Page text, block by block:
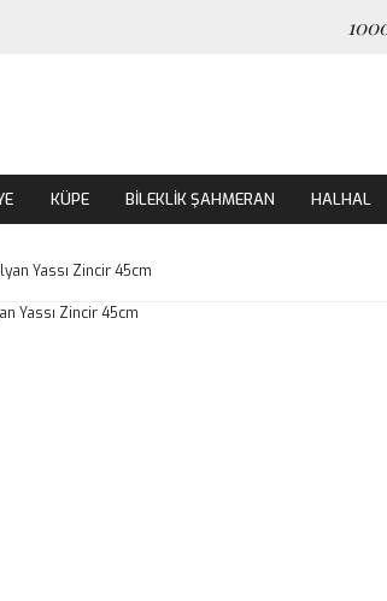
KÜPE BİLEKLİK ŞAHMERAN HALHAL
Yassı Zincir 45cm